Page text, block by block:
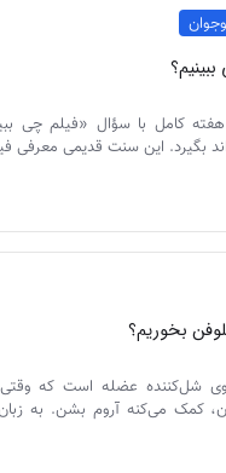
کامل با سؤال «فیلم چی
بگیرد. این سنت قدیمی معرفی
بخوریم؟
شل‌کننده عضله است که
کمک می‌کنه آروم بشن. به